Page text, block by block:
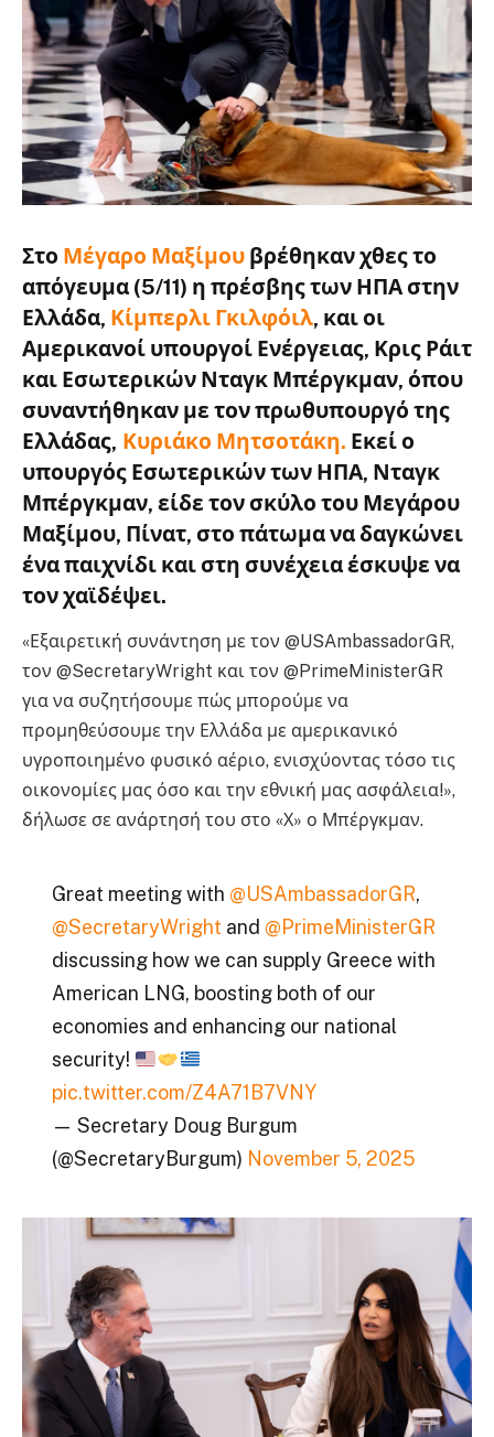
Στο Μέγαρο Μαξίμου βρέθηκαν χθες το
απόγευμα (5/11) η πρέσβης των ΗΠΑ στην
Ελλάδα, Κίμπερλι Γκιλφόιλ, και οι
Αμερικανοί υπουργοί Ενέργειας, Κρις Ράιτ
και Εσωτερικών Νταγκ Μπέργκμαν, όπου
συναντήθηκαν με τον πρωθυπουργό της
Ελλάδας, Κυριάκο Μητσοτάκη. Εκεί ο
υπουργός Εσωτερικών των ΗΠΑ, Νταγκ
Μπέργκμαν, είδε τον σκύλο του Μεγάρου
Μαξίμου, Πίνατ, στο πάτωμα να δαγκώνει
ένα παιχνίδι και στη συνέχεια έσκυψε να
τον χαϊδέψει.
«Εξαιρετική συνάντηση με τον @USAmbassadorGR,
τον @SecretaryWright και τον @PrimeMinisterGR
για να συζητήσουμε πώς μπορούμε να
προμηθεύσουμε την Ελλάδα με αμερικανικό
υγροποιημένο φυσικό αέριο, ενισχύοντας τόσο τις
οικονομίες μας όσο και την εθνική μας ασφάλεια!»,
δήλωσε σε ανάρτησή του στο «Χ» ο Μπέργκμαν.
Great meeting with @USAmbassadorGR,
@SecretaryWright and @PrimeMinisterGR
discussing how we can supply Greece with
American LNG, boosting both of our
economies and enhancing our national
security!
pic.twitter.com/Z4A71B7VNY
— Secretary Doug Burgum
(@SecretaryBurgum) November 5, 2025